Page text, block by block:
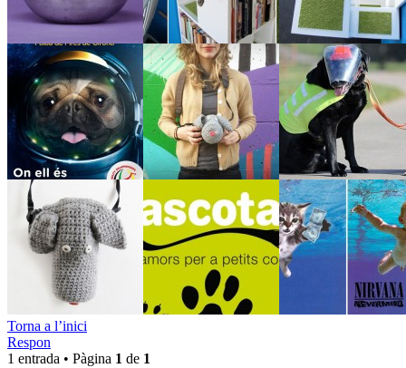
Torna a l’inici
Respon
1 entrada • Pàgina 1 de 1